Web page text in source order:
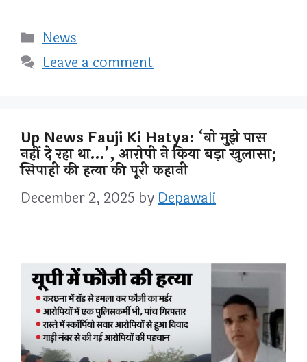
Categories
News
Leave a comment
Up News Fauji Ki Hatya: ‘वो मुझे पास
नहीं दे रहा था…’, आरोपी ने किया बड़ा खुलासा;
सिपाही की हत्या की पूरी कहानी
December 2, 2025 byDepawali